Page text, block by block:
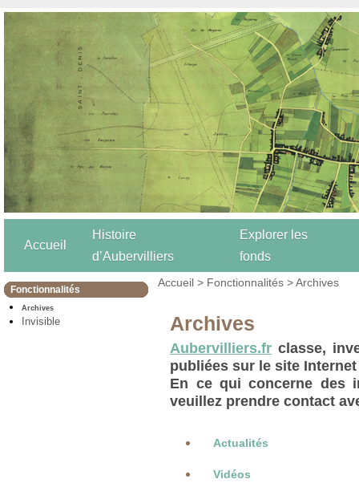
Accueil
Histoire
d’Aubervilliers
Explorer les
fonds
Fonctionnalités
Archives
Invisible
Accueil > Fonctionnalités > Archives
Archives
Aubervilliers.fr classe,
publiées sur le site
En ce qui concerne des
veuillez prendre contact
Actualités
Vidéos